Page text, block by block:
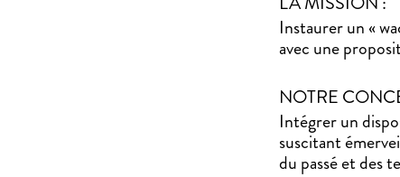
Instaurer un «
avec une
NOTRE
Intégrer un
suscitant
du passé et des